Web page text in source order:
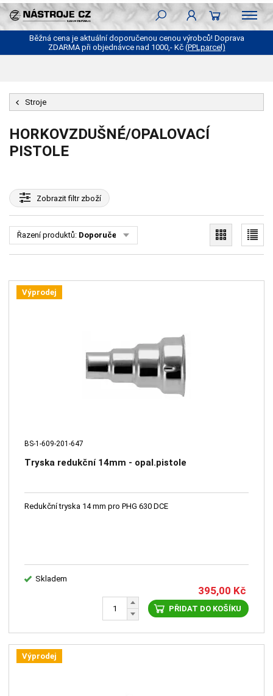
Běžná cena je aktuální doporučenou cenou výrobců! Doprava
ZDARMA při objednávce nad 1000,- Kč (PPLparcel)
Stroje
HORKOVZDUŠNÉ/OPALOVACÍ
PISTOLE
Zobrazitfiltr zboží
Řazení produktů: Doporučené
Výprodej
BS-1-609-201-647
Tryska redukční 14mm - opal.pistole
Redukční tryska 14 mm pro PHG 630 DCE
Skladem
395,00 Kč
PŘIDAT DO KOŠÍKU
Výprodej